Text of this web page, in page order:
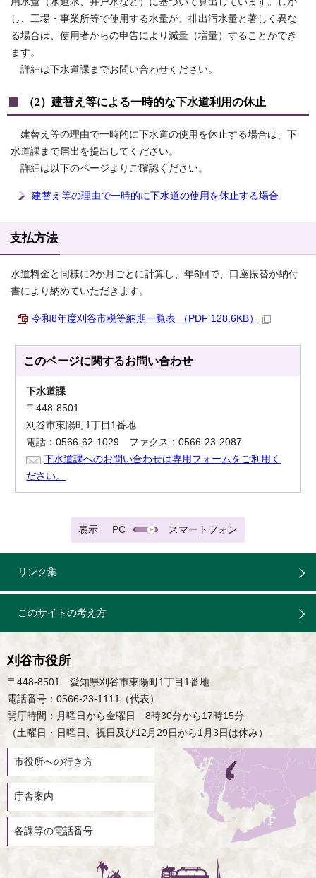
し、工場・事業所等で使用する水量が、排出汚水量と著しく異な
る場合は、使用者からの申告により減量（増量）することができ
ます。
詳細は下水道課までお問い合わせください。
（2）建替え等による一時的な下水道利用の休止
建替え等の理由で一時的に下水道の使用を休止する場合は、下
水道課まで届出を提出してください。
詳細は以下のページよりご確認ください。
建替え等の理由で一時的に下水道の使用を休止する場合
支払方法
水道料金と同様に2か月ごとに計算し、年6回で、口座振替か納付
書により納めていただきます。
令和8年度刈谷市税等納期一覧表 （PDF 128.6KB）
このページに関するお問い合わせ
下水道課
〒448-8501
刈谷市東陽町1丁目1番地
電話：0566-62-1029 ファクス：0566-23-2087
下水道課へのお問い合わせは専用フォームをご利用く
ださい。
表示 PC スマートフォン
リンク集
このサイトの考え方
刈谷市役所
〒448-8501 愛知県刈谷市東陽町1丁目1番地
電話番号：0566-23-1111（代表）
開庁時間：月曜日から金曜日 8時30分から17時15分
（土曜日・日曜日、祝日及び12月29日から1月3日は休み）
市役所への行き方
庁舎案内
各課等の電話番号